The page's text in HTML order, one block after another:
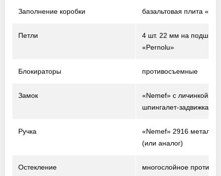
Заполнение коробки базальтовая плита
Петли
4 шт. 22 мм на
«Pernolu»
Блокираторы противосъемные
Замок
«Nemef» с личинкой-
шпингалет-задвижка
Ручка
«Nemef» 2916 металл /
(или аналог)
Остекление
многослойное